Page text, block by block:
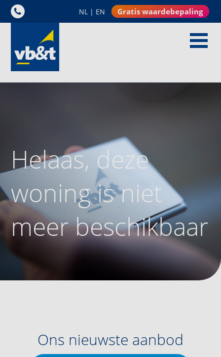
NL | EN Gratis waardebepaling
Helaas, deze
woning is niet
meer beschikbaar
Ons nieuwste aanbod